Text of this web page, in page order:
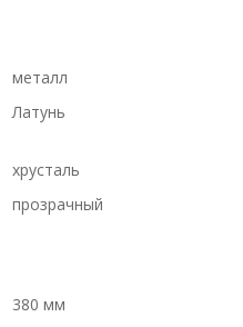
металл
Латунь
хрусталь
прозрачный
380 мм